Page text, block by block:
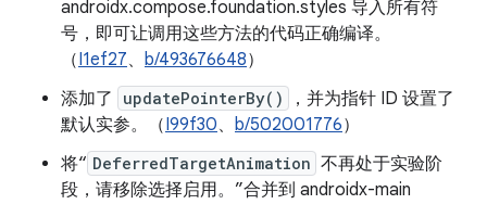
androidx.compose.foundation.styles 导入所有符
号，即可让调用这些方法的代码正确编译。
（I1ef27、 b/493676648）
添加了
updatePointerBy()
，并为指针 ID 设置了
默认实参。（I99f30、 b/502001776）
将“ DeferredTargetAnimation 不再处于实验阶
段，请移除选择启用。”合并到 androidx-main